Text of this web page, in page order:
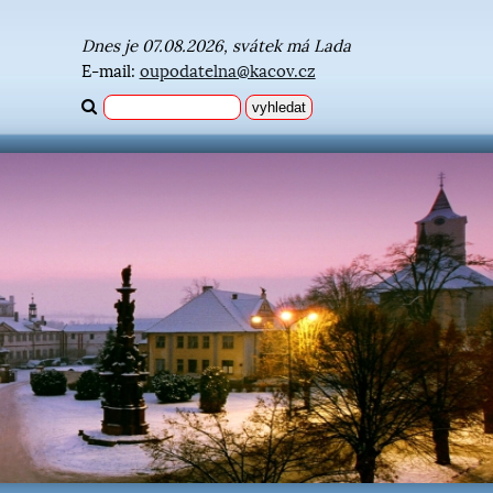
Dnes je 07.08.2026, svátek má Lada
E-mail: oupodatelna@kacov.cz